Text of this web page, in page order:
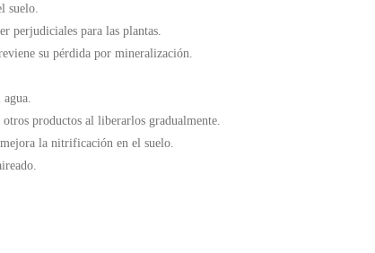
suelo.
perjudiciales para las plantas.
su pérdida por mineralización.
productos al liberarlos gradualmente.
la nitrificación en el suelo.